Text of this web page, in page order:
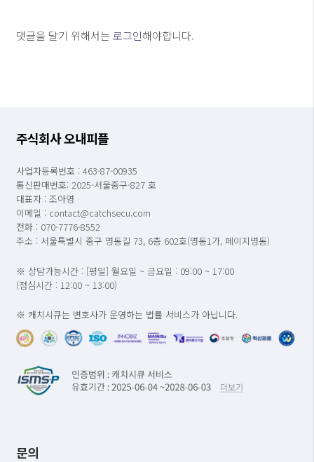
댓글을 달기 위해서는 로그인해야합니다.
주식회사 오내피플
사업자등록번호 : 463-87-00935
통신판매번호: 2025-서울중구-827 호
대표자 : 조아영
이메일 : contact@catchsecu.com
전화 : 070-7776-8552
주소 : 서울특별시 중구 명동길 73, 6층 602호(명동1가, 페이지명동)
※ 상담가능시간 : [평일] 월요일 ~ 금요일 : 09:00 ~ 17:00
(점심시간 : 12:00 ~ 13:00)
※ 캐치시큐는 변호사가 운영하는 법률 서비스가 아닙니다.
문의